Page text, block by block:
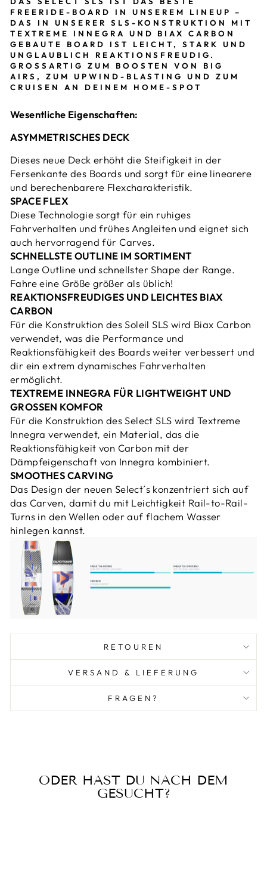
FREERIDE-BOARD IN UNSEREM LINEUP –
DAS IN UNSERER SLS-KONSTRUKTION MIT
TEXTREME INNEGRA UND BIAX CARBON
GEBAUTE BOARD IST LEICHT, STARK UND
UNGLAUBLICH REAKTIONSFREUDIG.
GROSSARTIG ZUM BOOSTEN VON BIG
AIRS, ZUM UPWIND-BLASTING UND ZUM
CRUISEN AN DEINEM HOME-SPOT
Wesentliche Eigenschaften:
ASYMMETRISCHES DECK
Dieses neue Deck erhöht die Steifigkeit in der
Fersenkante des Boards und sorgt für eine linearere
und berechenbarere Flexcharakteristik.
SPACE FLEX
Diese Technologie sorgt für ein ruhiges
Fahrverhalten und frühes Angleiten und eignet sich
auch hervorragend für Carves.
SCHNELLSTE OUTLINE IM SORTIMENT
Lange Outline und schnellster Shape der Range.
Fahre eine Größe größer als üblich!
REAKTIONSFREUDIGES UND LEICHTES BIAX
CARBON
Für die Konstruktion des Soleil SLS wird Biax Carbon
verwendet, was die Performance und
Reaktionsfähigkeit des Boards weiter verbessert und
dir ein extrem dynamisches Fahrverhalten
ermöglicht.
TEXTREME INNEGRA FÜR LIGHTWEIGHT UND
GROSSEN KOMFOR
Für die Konstruktion des Select SLS wird Textreme
Innegra verwendet, ein Material, das die
Reaktionsfähigkeit von Carbon mit der
Dämpfeigenschaft von Innegra kombiniert.
SMOOTHES CARVING
Das Design der neuen Select´s konzentriert sich auf
das Carven, damit du mit Leichtigkeit Rail-to-Rail-
Turns in den Wellen oder auf flachem Wasser
hinlegen kannst.
RETOUREN
VERSAND & LIEFERUNG
FRAGEN?
ODER HAST DU NACH DEM
GESUCHT?